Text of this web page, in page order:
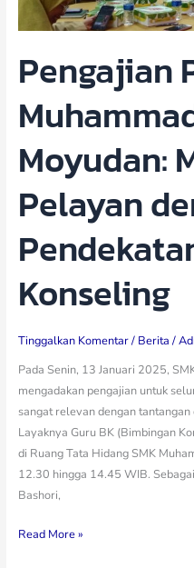
Pengajian
Moyudan:
Pelayan
Konseling
Tinggalkan Komentar/ Berita /
Pada Senin, 13 Januari 2025,
mengadakan pengajian untuk
sangat relevan dengan
Layaknya Guru BK (Bimbingan
di Ruang Tata Hidang SMK
12.30 hingga 14.45 WIB.
Bashori,
Pendekatan
Konseling
Read More »